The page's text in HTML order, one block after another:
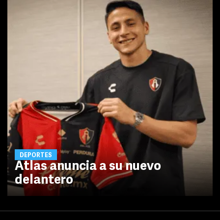
DEPORTES
Atlas anuncia a su nuevo
delantero